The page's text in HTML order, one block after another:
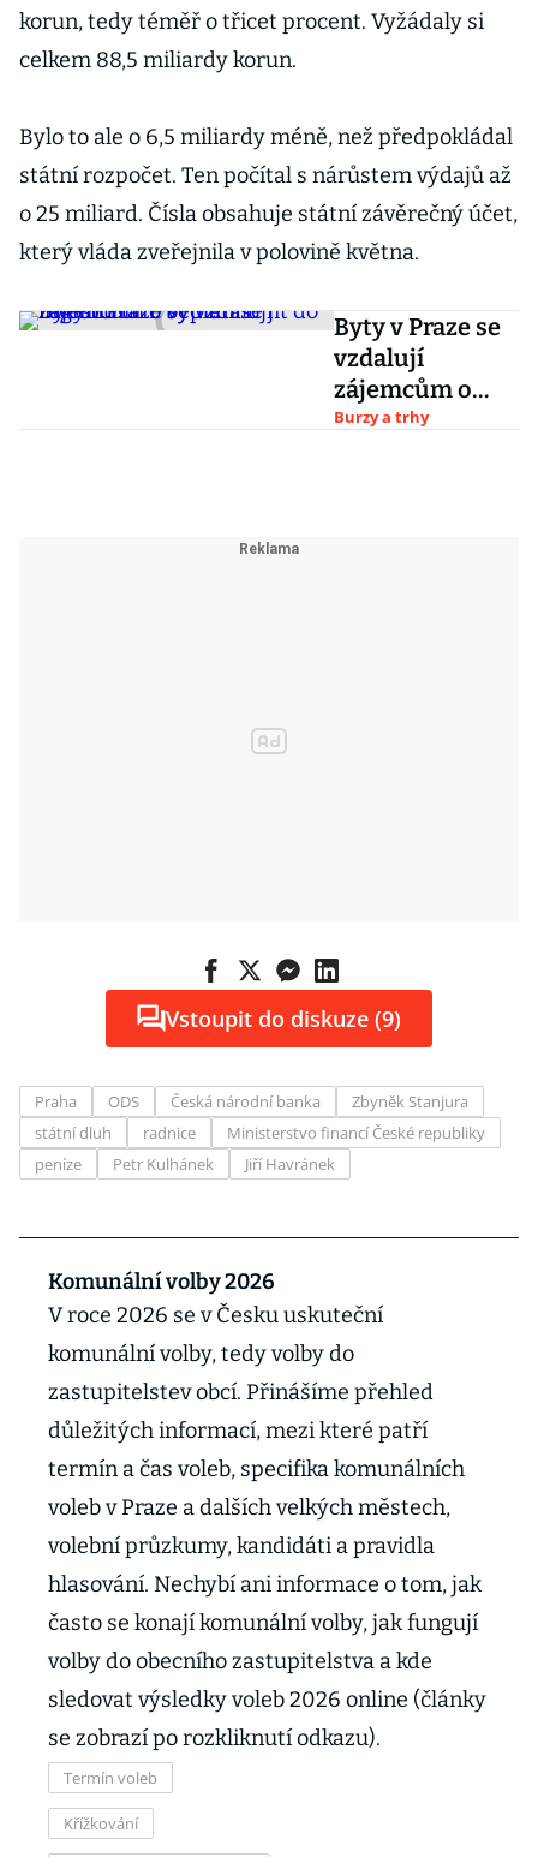
korun, tedy téměř o třicet procent. Vyžádaly si
celkem 88,5 miliardy korun.
Bylo to ale o 6,5 miliardy méně, než předpokládal
státní rozpočet. Ten počítal s nárůstem výdajů až
o 25 miliard. Čísla obsahuje státní závěrečný účet,
který vláda zveřejnila v polovině května.
Byty v Praze se
vzdalují
zájemcům o
bydlení i
Burzy a trhy
Vstoupit do diskuze (9)
Praha ODS Česká národní banka
Zbyněk Stanjura
státní dluh
radnice
Ministerstvo financí České republiky
peníze
Petr Kulhánek Jiří Havránek
Komunální volby 2026
V roce 2026 se v Česku uskuteční
komunální volby, tedy volby do
zastupitelstev obcí. Přinášíme přehled
důležitých informací, mezi které patří
termín a čas voleb, specifika komunálních
voleb v Praze a dalších velkých městech,
volební průzkumy, kandidáti a pravidla
hlasování. Nechybí ani informace o tom, jak
často se konají komunální volby, jak fungují
volby do obecního zastupitelstva a kde
sledovat výsledky voleb 2026 online (články
se zobrazí po rozkliknutí odkazu).
Termín voleb
Křížkování